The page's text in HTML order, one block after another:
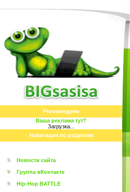
Рекомендуем
Ваша реклама тут?
Загрузка...
Навигация по разделам
Новости сайта
Группа вКонтакте
Hip-Hop BATTLE